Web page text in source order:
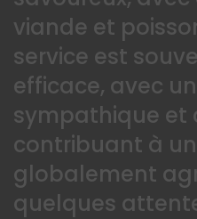
viande et
service est
efficace, avec
sympathique et
contribuant à
globalement
quelques